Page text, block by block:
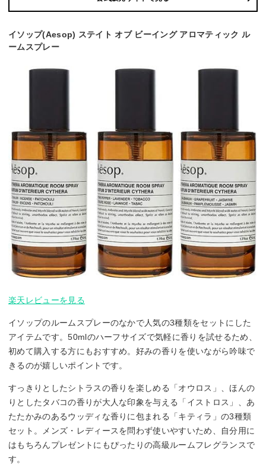
イソップ(Aesop) ステイト オブ ビーイング アロマティック ル
ームスプレー
楽天レビューを見る
イソップのルームスプレーのなかで人気の3種類をセットにした
アイテムです。50mlのハーフサイズで気軽に香りを試せるため、
初めて購入する方にもおすすめ。好みの香りを使いながら吟味で
きるのが嬉しいポイントです。
すっきりとしたシトラスの香りを楽しめる「オウロス」、ほんの
りとしたタバコの香りが大人な印象を与える「イストロス」、あ
たたかみのあるウッディな香りに包まれる「キティラ」の3種類
セット。メンズ・レディースを問わず使いやすいため、自分用に
はもちろんプレゼントにもぴったりの高級ルームフレグランスで
す。